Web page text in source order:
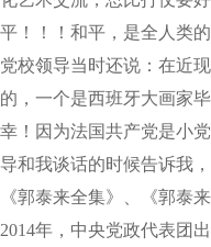
平！！！和平，是全人类
党校领导当时还说：在近
的，一个是西班牙大画家
幸！因为法国共产党是小
导和我谈话的时候告诉我
《郭泰来全集》、《郭泰
2014年，中央党政代表团